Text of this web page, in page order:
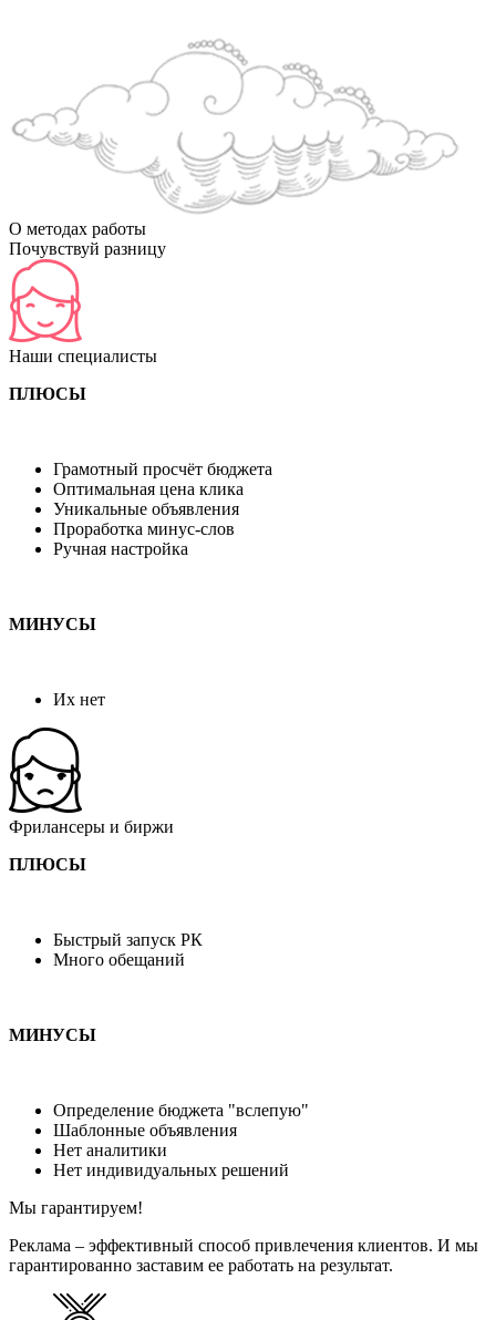
О методах работы
Почувствуй разницу
Наши специалисты
ПЛЮСЫ
Грамотный просчёт бюджета
Оптимальная цена клика
Уникальные объявления
Проработка минус-слов
Ручная настройка
МИНУСЫ
Их нет
Фрилансеры и биржи
ПЛЮСЫ
Быстрый запуск РК
Много обещаний
МИНУСЫ
Определение бюджета "вслепую"
Шаблонные объявления
Нет аналитики
Нет индивидуальных решений
Мы гарантируем!
Реклама – эффективный способ привлечения клиентов. И мы
гарантированно заставим ее работать на результат.